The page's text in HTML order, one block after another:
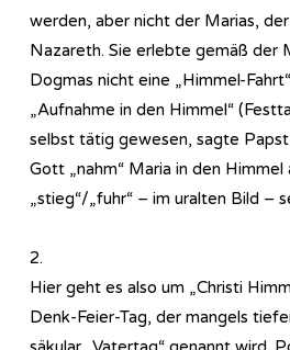
werden, aber nicht der Marias,
Nazareth. Sie erlebte gemäß der
Dogmas nicht eine „Himmel-
„Aufnahme in den Himmel“
selbst tätig gewesen, sagte
Gott „nahm“ Maria in den
„stieg“/„fuhr“ – im uralten Bild –
2.
Hier geht es also um „Christi
Denk-Feier-Tag, der mangels